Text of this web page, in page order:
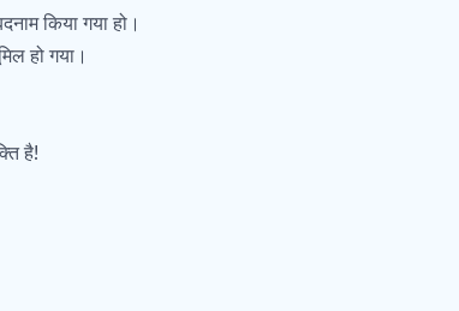
किया गया हो।
हो गया।
है!